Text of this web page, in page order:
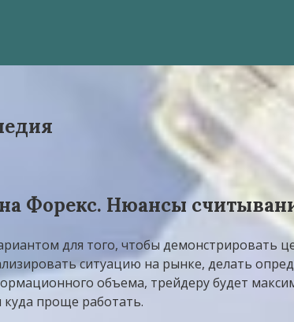
Форекс. Нюансы
для того, чтобы демонстрировать
ситуацию на рынке, делать
объема, трейдеру будет
куда проще работать.